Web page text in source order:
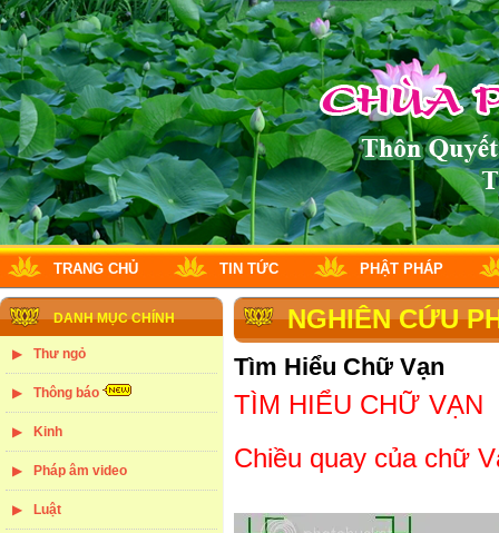
TRANG CHỦ TIN TỨC PHẬT PHÁP
DANH MỤC CHÍNH
Thư ngỏ
Thông báo
Kinh
Pháp âm video
Luật
NGHIÊN CỨU
Tìm Hiểu Chữ Vạn
TÌM HIỂU CHỮ VẠN
Chiều quay của chữ